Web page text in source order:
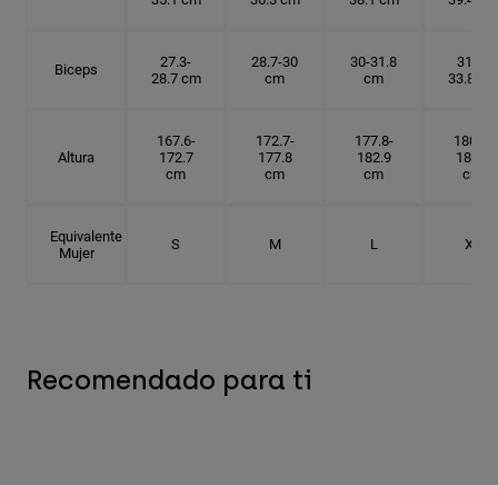
Biceps
27.3-
28.7 cm
28.7-30
cm
30-31.8
cm
31.8-
33.8 cm
Altura
167.6-
172.7
cm
172.7-
177.8
cm
177.8-
182.9
cm
180.3-
185.5
cm
Equivalente
Mujer
S M L XL
Recomendado para ti